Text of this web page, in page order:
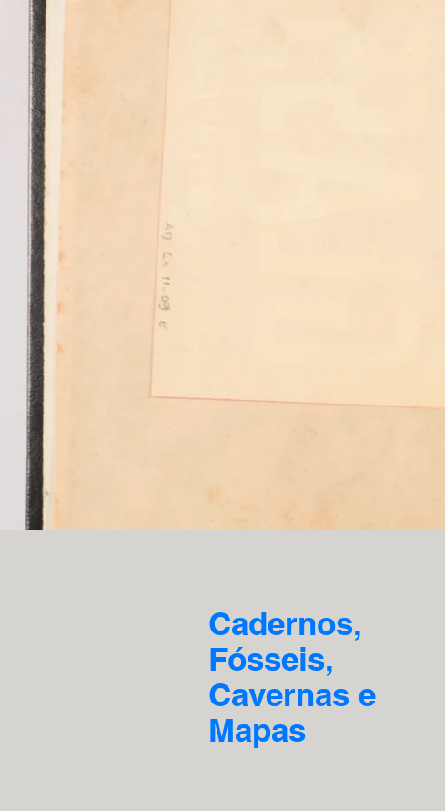
Cadernos,
Fósseis,
Cavernas e
Mapas